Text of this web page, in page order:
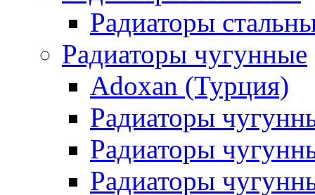
Радиаторы
Радиаторы чугунные
Adoxan (Турция)
Радиаторы
Радиаторы
Радиаторы